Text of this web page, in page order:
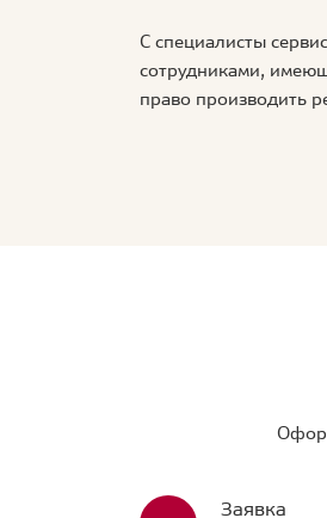
С специалисты
сотрудниками,
право производить
Заявка